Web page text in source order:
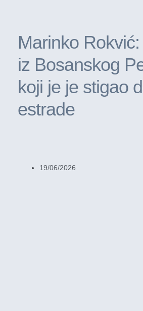
Marinko
iz Bosanskog
koji je je stigao
estrade
19/06/2026